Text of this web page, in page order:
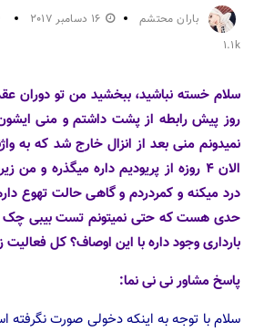
باران محتشم 16 دسامبر 2017
1.1k
روز پیش رابطه از پشت داشتم و منی
نمیدونم منی بعد از انزال خارج شد که به
الان ۴ روزه از پریودیم داره میگذره و
درد میکنه و کمردردم و گاهی حالت تهوع
حدی هست که حتی نمیتونم تست بیبی چک
بارداری وجود داره با این اوصاف؟ کل
پاسخ مشاور نی نی نما:
سلام با توجه به اینکه دخولی صورت